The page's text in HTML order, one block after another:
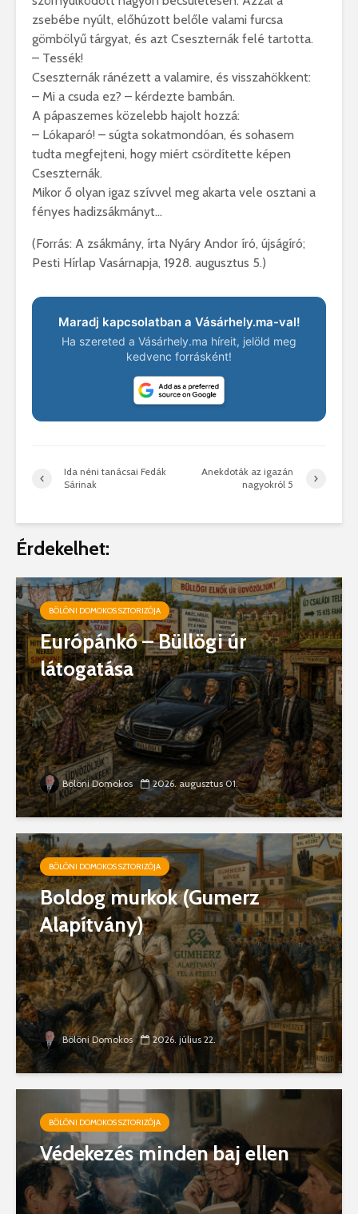
zsebébe nyúlt, előhúzott belőle valami furcsa
gömbölyű tárgyat, és azt Cseszternák felé tartotta.
– Tessék!
Cseszternák ránézett a valamire, és visszahökkent:
– Mi a csuda ez? – kérdezte bambán.
A pápaszemes közelebb hajolt hozzá:
– Lókaparó! – súgta sokatmondóan, és sohasem
tudta megfejteni, hogy miért csördítette képen
Cseszternák.
Mikor ő olyan igaz szívvel meg akarta vele osztani a
fényes hadizsákmányt…
(Forrás: A zsákmány, írta Nyáry Andor író, újságíró;
Pesti Hírlap Vasárnapja, 1928. augusztus 5.)
Maradj kapcsolatban a Vásárhely.ma-val!
Ha szereted a Vásárhely.ma híreit, jelöld meg
kedvenc forrásként!
Ida néni tanácsai Fedák
Sárinak
Anekdoták az igazán
nagyokról 5
Érdekelhet:
BÖLÖNI DOMOKOS SZTORIZÓJA
Európánkó – Büllögi úr
látogatása
Bölöni Domokos 2026. augusztus 01.
BÖLÖNI DOMOKOS SZTORIZÓJA
Boldog murkok (Gumerz
Alapítvány)
Bölöni Domokos 2026. július 22.
BÖLÖNI DOMOKOS SZTORIZÓJA
Védekezés minden baj ellen